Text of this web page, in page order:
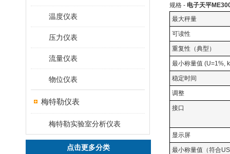
温度仪表
压力仪表
流量仪表
物位仪表
梅特勒仪表
梅特勒实验室分析仪表
点击更多分类
规格 - 电子天平
最大秤量
可读性
重复性（典型）
最小称量值 (U=1%,
稳定时间
调整
接口
显示屏
最小称量值（符合